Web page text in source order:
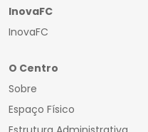
InovaFC
InovaFC
O Centro
Sobre
Espaço Físico